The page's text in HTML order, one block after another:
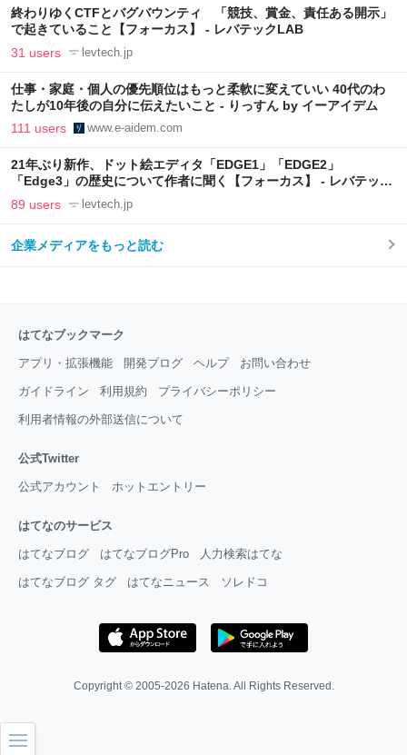
終わりゆくCTFとバグバウンティ 「競技、賞金、責任ある開示」
で起きていること【フォーカス】 - レバテックLAB
31 users levtech.jp
仕事・家庭・個人の優先順位はもっと柔軟に変えていい 40代のわ
たしが10年後の自分に伝えたいこと - りっすん by イーアイデム
111 users www.e-aidem.com
21年ぶり新作、ドット絵エディタ「EDGE1」「EDGE2」
「Edge3」の歴史について作者に聞く【フォーカス】 - レバテック
LAB
89 users levtech.jp
企業メディアをもっと読む
はてなブックマーク
アプリ・拡張機能 開発ブログ ヘルプ お問い合わせ
ガイドライン 利用規約 プライバシーポリシー
利用者情報の外部送信について
公式Twitter
公式アカウント ホットエントリー
はてなのサービス
はてなブログ はてなブログPro 人力検索はてな
はてなブログ タグ はてなニュース ソレドコ
Copyright © 2005-2026 Hatena. All Rights Reserved.